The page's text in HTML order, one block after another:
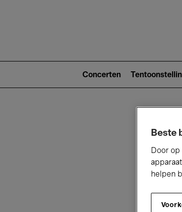
2)
Concerten
Beste
Door op
helpen